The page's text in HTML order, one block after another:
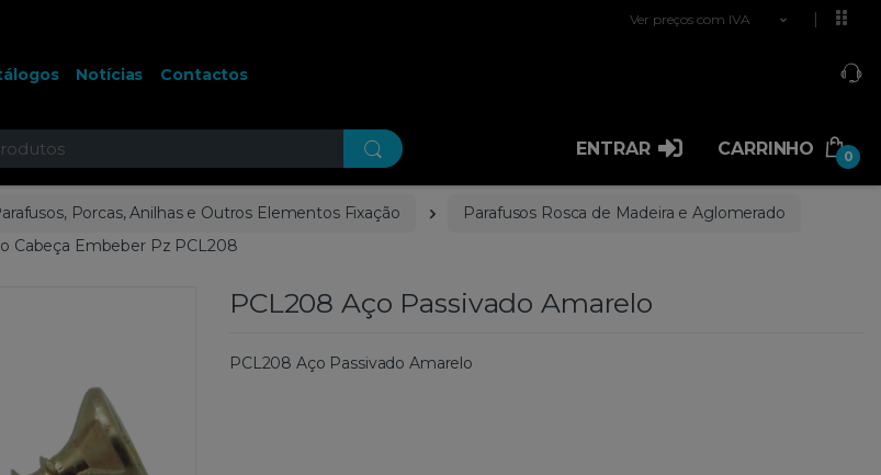
Ver preços com IVA
Notícias Contactos
ENTRAR CARRINHO 0
Porcas, Anilhas e Outros Elementos Fixação
Parafusos Rosca de Madeira e Aglomerado
Cabeça Embeber Pz PCL208
PCL208 Aço Passivado Amarelo
PCL208 Aço Passivado Amarelo